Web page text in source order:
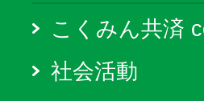
こくみん共済
社会活動